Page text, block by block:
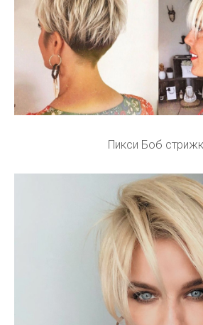
Пикси Боб